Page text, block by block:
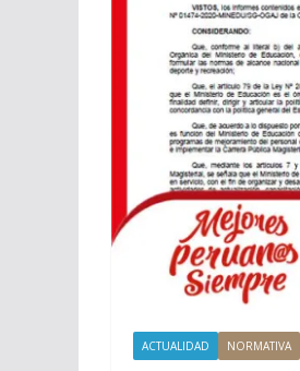
ACTUALIDAD NORMATIVA